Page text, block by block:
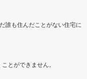
誰も住んだことがない住宅に
とができません。